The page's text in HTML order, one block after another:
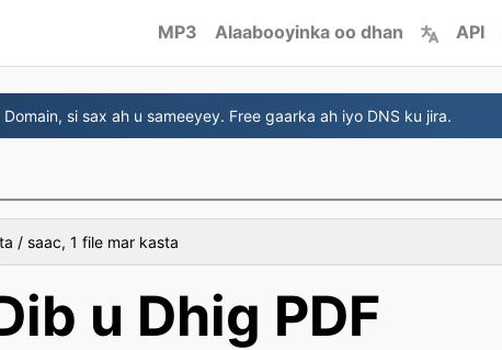
MP3 Alaabooyinka oo dhan API
si sax ah u sameeyey. Free gaarka ah iyo DNS ku jira.
/ saac, 1 file mar kasta
u Dhig PDF